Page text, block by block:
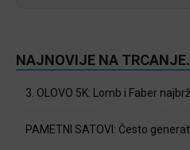
NAJNOVIJE NA
3. OLOVO 5K: Lomb i Faber
PAMETNI SATOVI: Često